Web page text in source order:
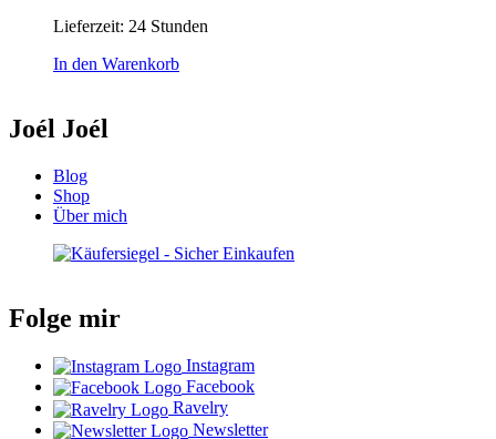
Lieferzeit: 24 Stunden
In den Warenkorb
Joél Joél
Blog
Shop
Über mich
Folge mir
Instagram
Facebook
Ravelry
Newsletter